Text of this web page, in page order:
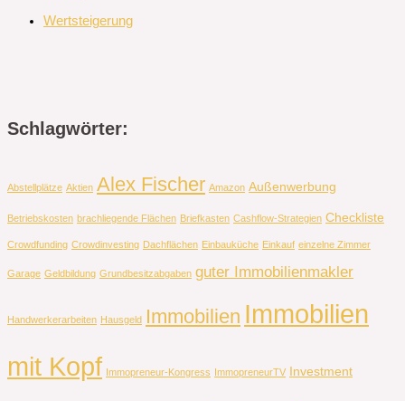
Wertsteigerung
Schlagwörter:
Abstellplätze Aktien Alex Fischer Amazon Außenwerbung
Betriebskosten brachliegende Flächen Briefkasten Cashflow-Strategien Checkliste
Crowdfunding Crowdinvesting Dachflächen Einbauküche Einkauf einzelne Zimmer
Garage Geldbildung Grundbesitzabgaben guter Immobilienmakler
Handwerkerarbeiten Hausgeld Immobilien Immobilien
mit Kopf Immopreneur-Kongress ImmopreneurTV Investment